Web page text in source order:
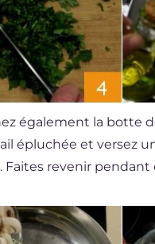
également la botte
épluchée et versez
. Faites revenir